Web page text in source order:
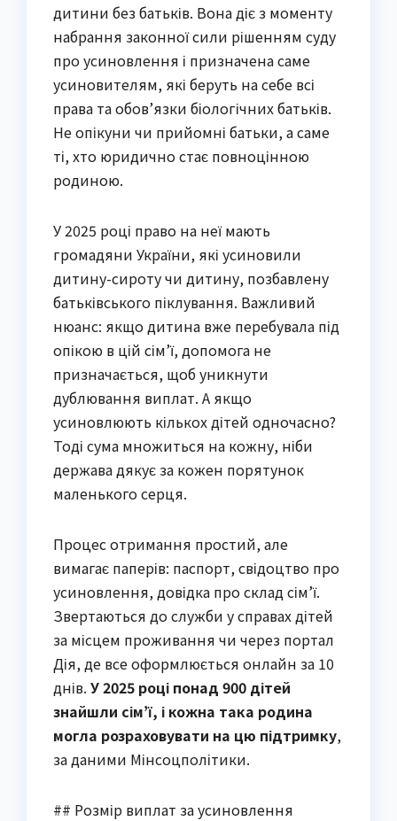
дитини без батьків. Вона діє з моменту
набрання законної сили рішенням суду
про усиновлення і призначена саме
усиновителям, які беруть на себе всі
права та обов’язки біологічних батьків.
Не опікуни чи прийомні батьки, а саме
ті, хто юридично стає повноцінною
родиною.
У 2025 році право на неї мають
громадяни України, які усиновили
дитину-сироту чи дитину, позбавлену
батьківського піклування. Важливий
нюанс: якщо дитина вже перебувала під
опікою в цій сім’ї, допомога не
призначається, щоб уникнути
дублювання виплат. А якщо
усиновлюють кількох дітей одночасно?
Тоді сума множиться на кожну, ніби
держава дякує за кожен порятунок
маленького серця.
Процес отримання простий, але
вимагає паперів: паспорт, свідоцтво про
усиновлення, довідка про склад сім’ї.
Звертаються до служби у справах дітей
за місцем проживання чи через портал
Дія, де все оформлюється онлайн за 10
днів. У 2025 році понад 900 дітей
знайшли сім’ї, і кожна така родина
могла розраховувати на цю підтримку,
за даними Мінсоцполітики.
## Розмір виплат за усиновлення